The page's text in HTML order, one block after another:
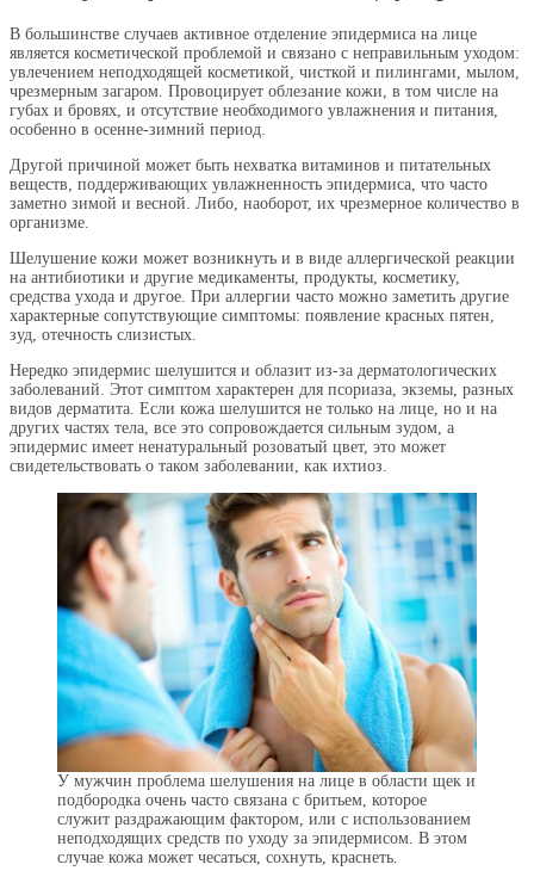
В большинстве случаев активное отделение эпидермиса на лице
является косметической проблемой и связано с неправильным уходом:
увлечением неподходящей косметикой, чисткой и пилингами, мылом,
чрезмерным загаром. Провоцирует облезание кожи, в том числе на
губах и бровях, и отсутствие необходимого увлажнения и питания,
особенно в осенне-зимний период.
Другой причиной может быть нехватка витаминов и питательных
веществ, поддерживающих увлажненность эпидермиса, что часто
заметно зимой и весной. Либо, наоборот, их чрезмерное количество в
организме.
Шелушение кожи может возникнуть и в виде аллергической реакции
на антибиотики и другие медикаменты, продукты, косметику,
средства ухода и другое. При аллергии часто можно заметить другие
характерные сопутствующие симптомы: появление красных пятен,
зуд, отечность слизистых.
Нередко эпидермис шелушится и облазит из-за дерматологических
заболеваний. Этот симптом характерен для псориаза, экземы, разных
видов дерматита. Если кожа шелушится не только на лице, но и на
других частях тела, все это сопровождается сильным зудом, а
эпидермис имеет ненатуральный розоватый цвет, это может
свидетельствовать о таком заболевании, как ихтиоз.
У мужчин проблема шелушения на лице в области щек и
подбородка очень часто связана с бритьем, которое
служит раздражающим фактором, или с использованием
неподходящих средств по уходу за эпидермисом. В этом
случае кожа может чесаться, сохнуть, краснеть.